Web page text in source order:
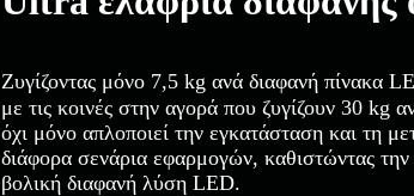
Ζυγίζοντας μόνο 7,5 kg ανά διαφανή πίνακα
με τις κοινές στην αγορά που ζυγίζουν 30
όχι μόνο απλοποιεί την εγκατάσταση και τη
διάφορα σενάρια εφαρμογών, καθιστώντας
βολική διαφανή λύση LED.